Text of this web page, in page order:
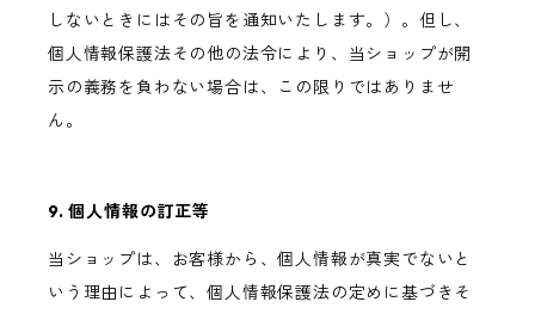
しないときにはその旨を通知いたします。）。但し、
個人情報保護法その他の法令により、当ショップが開
示の義務を負わない場合は、この限りではありませ
ん。
9. 個人情報の訂正等
当ショップは、お客様から、個人情報が真実でないと
いう理由によって、個人情報保護法の定めに基づきそ